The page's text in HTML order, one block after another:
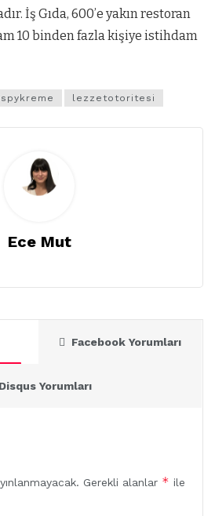
İş Gıda, 600’e yakın restoran
10 binden fazla kişiye istihdam
lezzetotoritesi
Ece Mut
Facebook Yorumları
Disqus Yorumları
Gerekli alanlar * ile